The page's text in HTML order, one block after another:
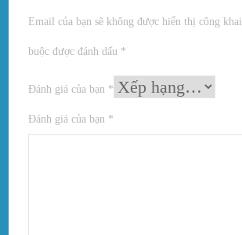
Email của bạn sẽ không được hiển thị công khai.
buộc được đánh dấu *
Đánh giá của bạn *
Đánh giá của bạn *